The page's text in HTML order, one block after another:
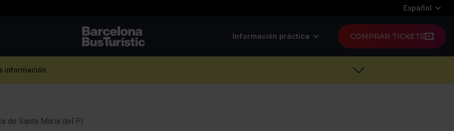
Español
Información práctica COMPRAR TICKETS
información.
de Santa Maria del Pi